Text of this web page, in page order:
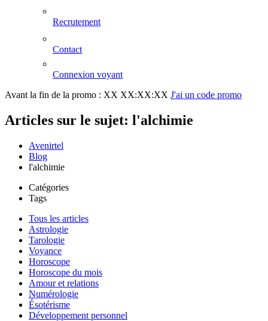
Recrutement
Contact
Connexion voyant
Avant la fin de la promo : XX XX:XX:XX J'ai un code promo
Articles sur le sujet: l'alchimie
Avenirtel
Blog
l'alchimie
Catégories
Tags
Tous les articles
Astrologie
Tarologie
Voyance
Horoscope
Horoscope du mois
Amour et relations
Numérologie
Ésotérisme
Développement personnel